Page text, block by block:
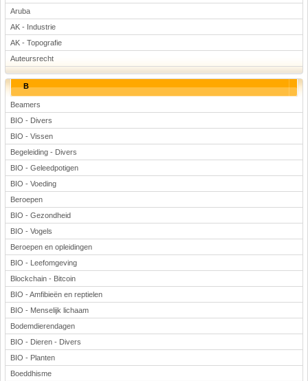
Pasen
Voetbal
(Advertenties)
Aruba
AK - Industrie
AK - Topografie
Auteursrecht
B
Beamers
BIO - Divers
BIO - Vissen
Begeleiding - Divers
BIO - Geleedpotigen
BIO - Voeding
Beroepen
BIO - Gezondheid
BIO - Vogels
Beroepen en opleidingen
BIO - Leefomgeving
Blockchain - Bitcoin
BIO - Amfibieën en reptielen
BIO - Menselijk lichaam
Bodemdierendagen
BIO - Dieren - Divers
BIO - Planten
Boeddhisme